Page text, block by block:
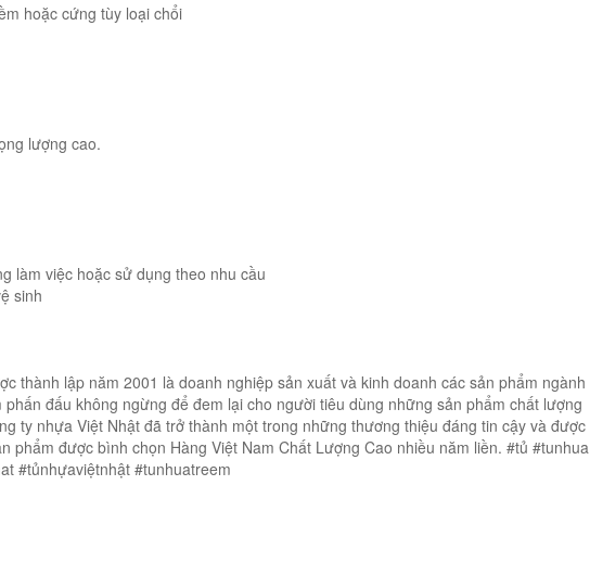
hoặc cứng tùy loại chổi
lượng cao.
làm việc hoặc sử dụng theo nhu cầu
sinh
thành lập năm 2001 là doanh nghiệp sản xuất và kinh doanh các sản phẩm ngành
đấu không ngừng để đem lại cho người tiêu dùng những sản phẩm chất lượng
ty nhựa Việt Nhật đã trở thành một trong những thương thiệu đáng tin cậy và được
phẩm được bình chọn Hàng Việt Nam Chất Lượng Cao nhiều năm liền. #tủ #tunhua
#tủnhựaviệtnhật #tunhuatreem